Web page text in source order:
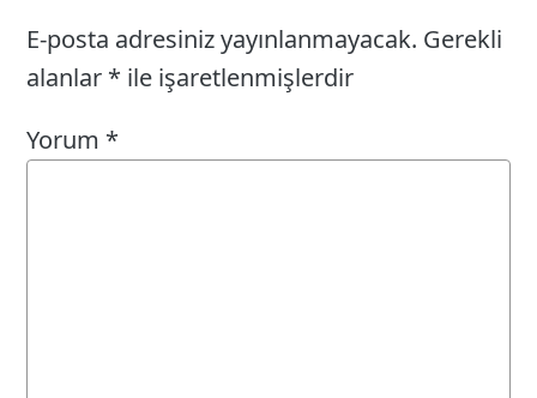
E-posta adresiniz yayınlanmayacak. Gerekli
alanlar * ile işaretlenmişlerdir
Yorum *